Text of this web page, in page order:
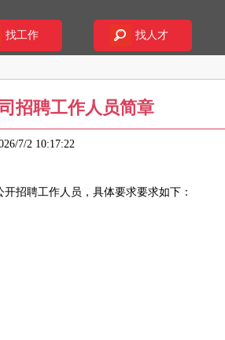
找工作 找人才
招聘工作人员简章
7/2 10:17:22
招聘工作人员，具体要求要求如下：